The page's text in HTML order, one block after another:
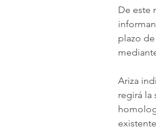
De este
plazo
Ariza
regirá la